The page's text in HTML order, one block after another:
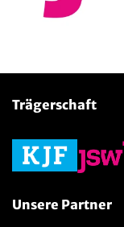
Trägerschaft
Unsere Partner